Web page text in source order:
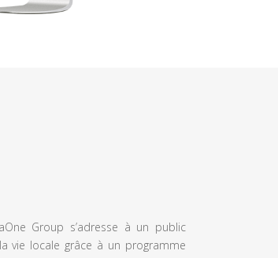
Group s’adresse à un public
vie locale grâce à un programme